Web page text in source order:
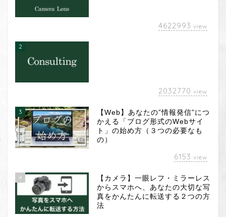
4622993 view
2
2032770 view
3
【Web】あなたの”情報発信”につ
かえる「ブログ形式のWebサイ
ト」の始め方（３つの必要なも
の）
6153 view
4
【カメラ】一眼レフ・ミラーレス
からスマホへ、あなたの大切な写
真をかんたんに転送する２つの方
法